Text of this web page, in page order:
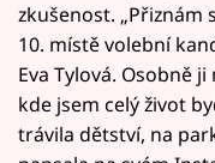
zkušenost. „Přiznám
10. místě volební
Eva Tylová. Osobně
kde jsem celý život
trávila dětství, na